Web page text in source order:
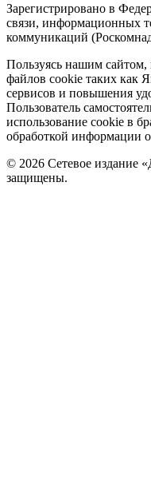
Зарегистрировано в
связи, информационных
коммуникаций
Политика
cookie
Пользуясь нашим сайтом,
файлов cookie таких как
сервисов и повышения
Пользователь
использование cookie в
обработкой информации
© 2026 Сетевое издание
защищены.